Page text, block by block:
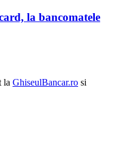
la bancomatele
la GhiseulBancar.ro si